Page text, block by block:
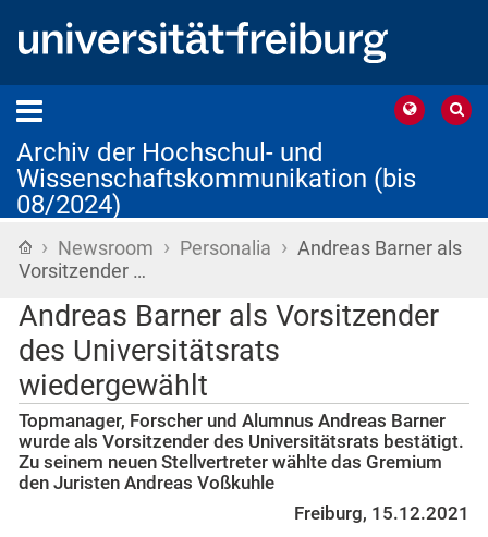
Archiv der Hochschul- und
Wissenschaftskommunikation (bis
08/2024)
Startseite
› Newsroom › Personalia › Andreas Barner als
Vorsitzender …
Andreas Barner als Vorsitzender
des Universitätsrats
wiedergewählt
Topmanager, Forscher und Alumnus Andreas Barner
wurde als Vorsitzender des Universitätsrats bestätigt.
Zu seinem neuen Stellvertreter wählte das Gremium
den Juristen Andreas Voßkuhle
Freiburg, 15.12.2021